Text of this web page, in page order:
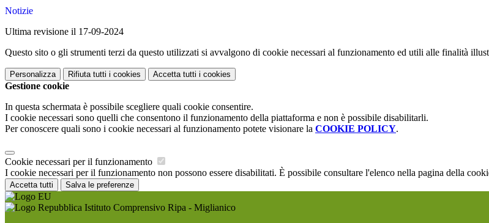
Notizie
Ultima revisione il 17-09-2024
Questo sito o gli strumenti terzi da questo utilizzati si avvalgono di cookie necessari al funzionamento ed utili alle finalità
Personalizza Rifiuta tutti i cookies Accetta tutti i cookies
Gestione cookie
In questa schermata è possibile scegliere quali cookie consentire.
I cookie necessari sono quelli che consentono il funzionamento della piattaforma e non è possibile disabilitarli.
Per conoscere quali sono i cookie necessari al funzionamento potete visionare la COOKIE POLICY.
Cookie necessari per il funzionamento
I cookie necessari per il funzionamento non possono essere disabilitati. È possibile consultare l'elenco nella pagina della
Accetta tutti Salva le preferenze
Istituto Comprensivo Ripa - Miglianico